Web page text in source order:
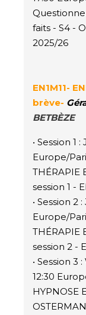
faits - S4 -
2025/26
EN1M11-
brève-
BETBÈZE
• Session 1
Europe/
THÉRAPIE
session 1 -
• Session 2
Europe/
THÉRAPIE
session 2 -
• Session 3
12:30
HYPNOSE